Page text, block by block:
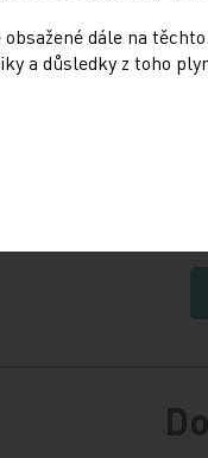
dále na
a důsledky z toho